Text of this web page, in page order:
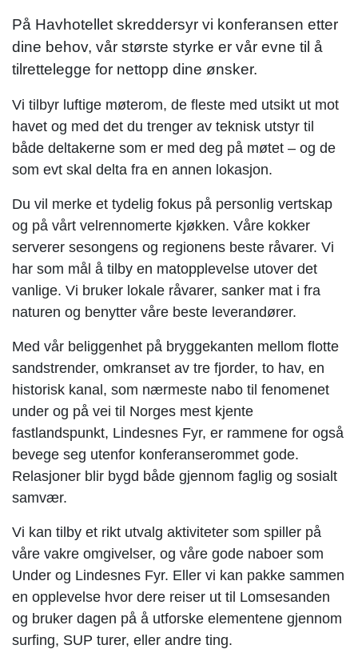
På Havhotellet skreddersyr vi konferansen etter
dine behov, vår største styrke er vår evne til å
tilrettelegge for nettopp dine ønsker.
Vi tilbyr luftige møterom, de fleste med utsikt ut mot
havet og med det du trenger av teknisk utstyr til
både deltakerne som er med deg på møtet – og de
som evt skal delta fra en annen lokasjon.
Du vil merke et tydelig fokus på personlig vertskap
og på vårt velrennomerte kjøkken. Våre kokker
serverer sesongens og regionens beste råvarer. Vi
har som mål å tilby en matopplevelse utover det
vanlige. Vi bruker lokale råvarer, sanker mat i fra
naturen og benytter våre beste leverandører.
Med vår beliggenhet på bryggekanten mellom flotte
sandstrender, omkranset av tre fjorder, to hav, en
historisk kanal, som nærmeste nabo til fenomenet
under og på vei til Norges mest kjente
fastlandspunkt, Lindesnes Fyr, er rammene for også
bevege seg utenfor konferanserommet gode.
Relasjoner blir bygd både gjennom faglig og sosialt
samvær.
Vi kan tilby et rikt utvalg aktiviteter som spiller på
våre vakre omgivelser, og våre gode naboer som
Under og Lindesnes Fyr. Eller vi kan pakke sammen
en opplevelse hvor dere reiser ut til Lomsesanden
og bruker dagen på å utforske elementene gjennom
surfing, SUP turer, eller andre ting.